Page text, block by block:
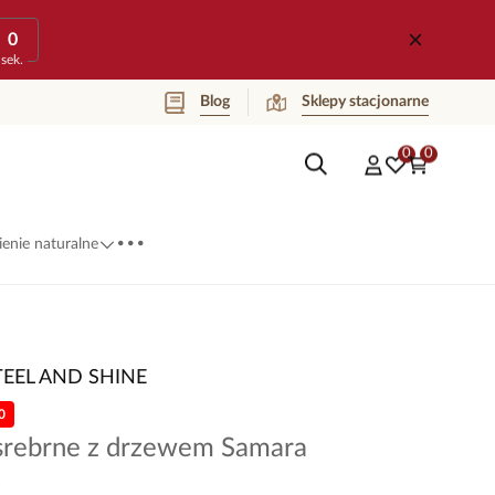
0
sek.
Blog Sklepy stacjonarne
0 0
naturalne ...
AND SHINE
z drzewem Samara